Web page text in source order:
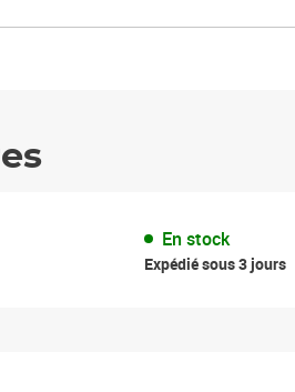
En stock
Expédié sous 3 jours